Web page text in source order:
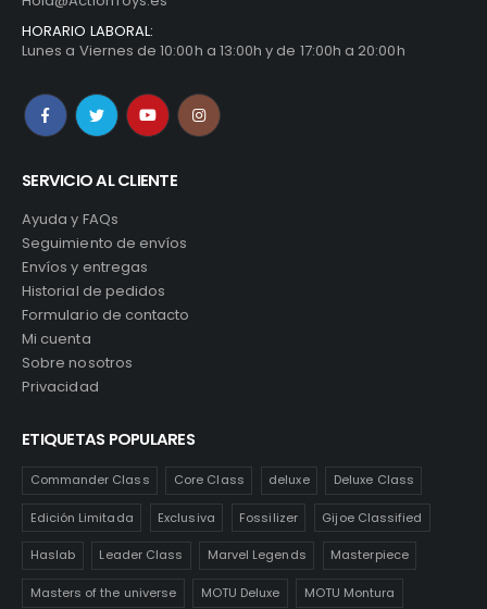
HORARIO LABORAL:
Lunes a Viernes de 10:00h a 13:00h y de 17:00h a 20:00h
SERVICIO AL CLIENTE
Ayuda y FAQs
Seguimiento de envíos
Envíos y entregas
Historial de pedidos
Formulario de contacto
Mi cuenta
Sobre nosotros
Privacidad
ETIQUETAS POPULARES
Commander Class Core Class deluxe Deluxe Class
Edición Limitada Exclusiva Fossilizer Gijoe Classified
Haslab Leader Class Marvel Legends Masterpiece
Masters of the universe MOTU Deluxe MOTU Montura